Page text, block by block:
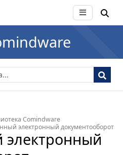
Comindware
электронный документооборот